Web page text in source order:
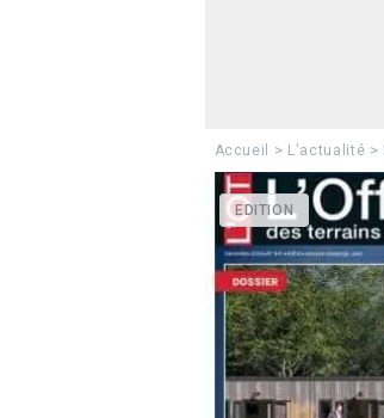
Accueil > L'actualité >
EDITION